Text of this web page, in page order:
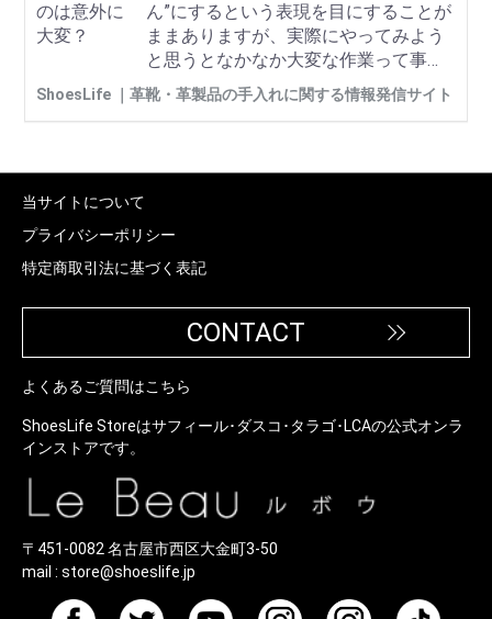
ん”にするという表現を目にすることが
ままありますが、実際にやってみよう
と思うとなかなか大変な作業って事、
皆さんご存知ですか？
ShoesLife ｜革靴・革製品の手入れに関する情報発信サイト
当サイトについて
プライバシーポリシー
特定商取引法に基づく表記
CONTACT
よくあるご質問はこちら
ShoesLife Storeはサフィール･ダスコ･タラゴ･LCAの公式オンラ
インストアです。
〒451-0082 名古屋市西区大金町3-50
mail : store@shoeslife.jp